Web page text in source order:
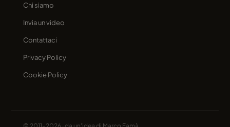
Chi siamo
Invia un video
Contattaci
Privacy Policy
Cookie Policy